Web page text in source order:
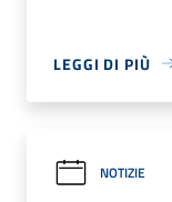
LEGGI DI PIÙ
NOTIZIE